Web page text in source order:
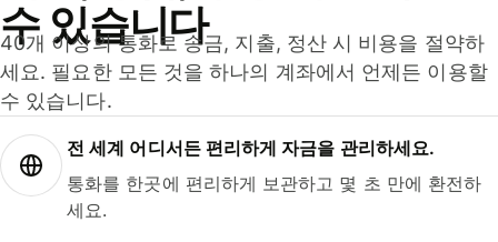
수 있습니다
40개 이상의 통화로 송금, 지출, 정산 시 비용을 절약하
세요. 필요한 모든 것을 하나의 계좌에서 언제든 이용할
수 있습니다.
전 세계 어디서든 편리하게 자금을 관리하세요.
통화를 한곳에 편리하게 보관하고 몇 초 만에 환전하
세요.